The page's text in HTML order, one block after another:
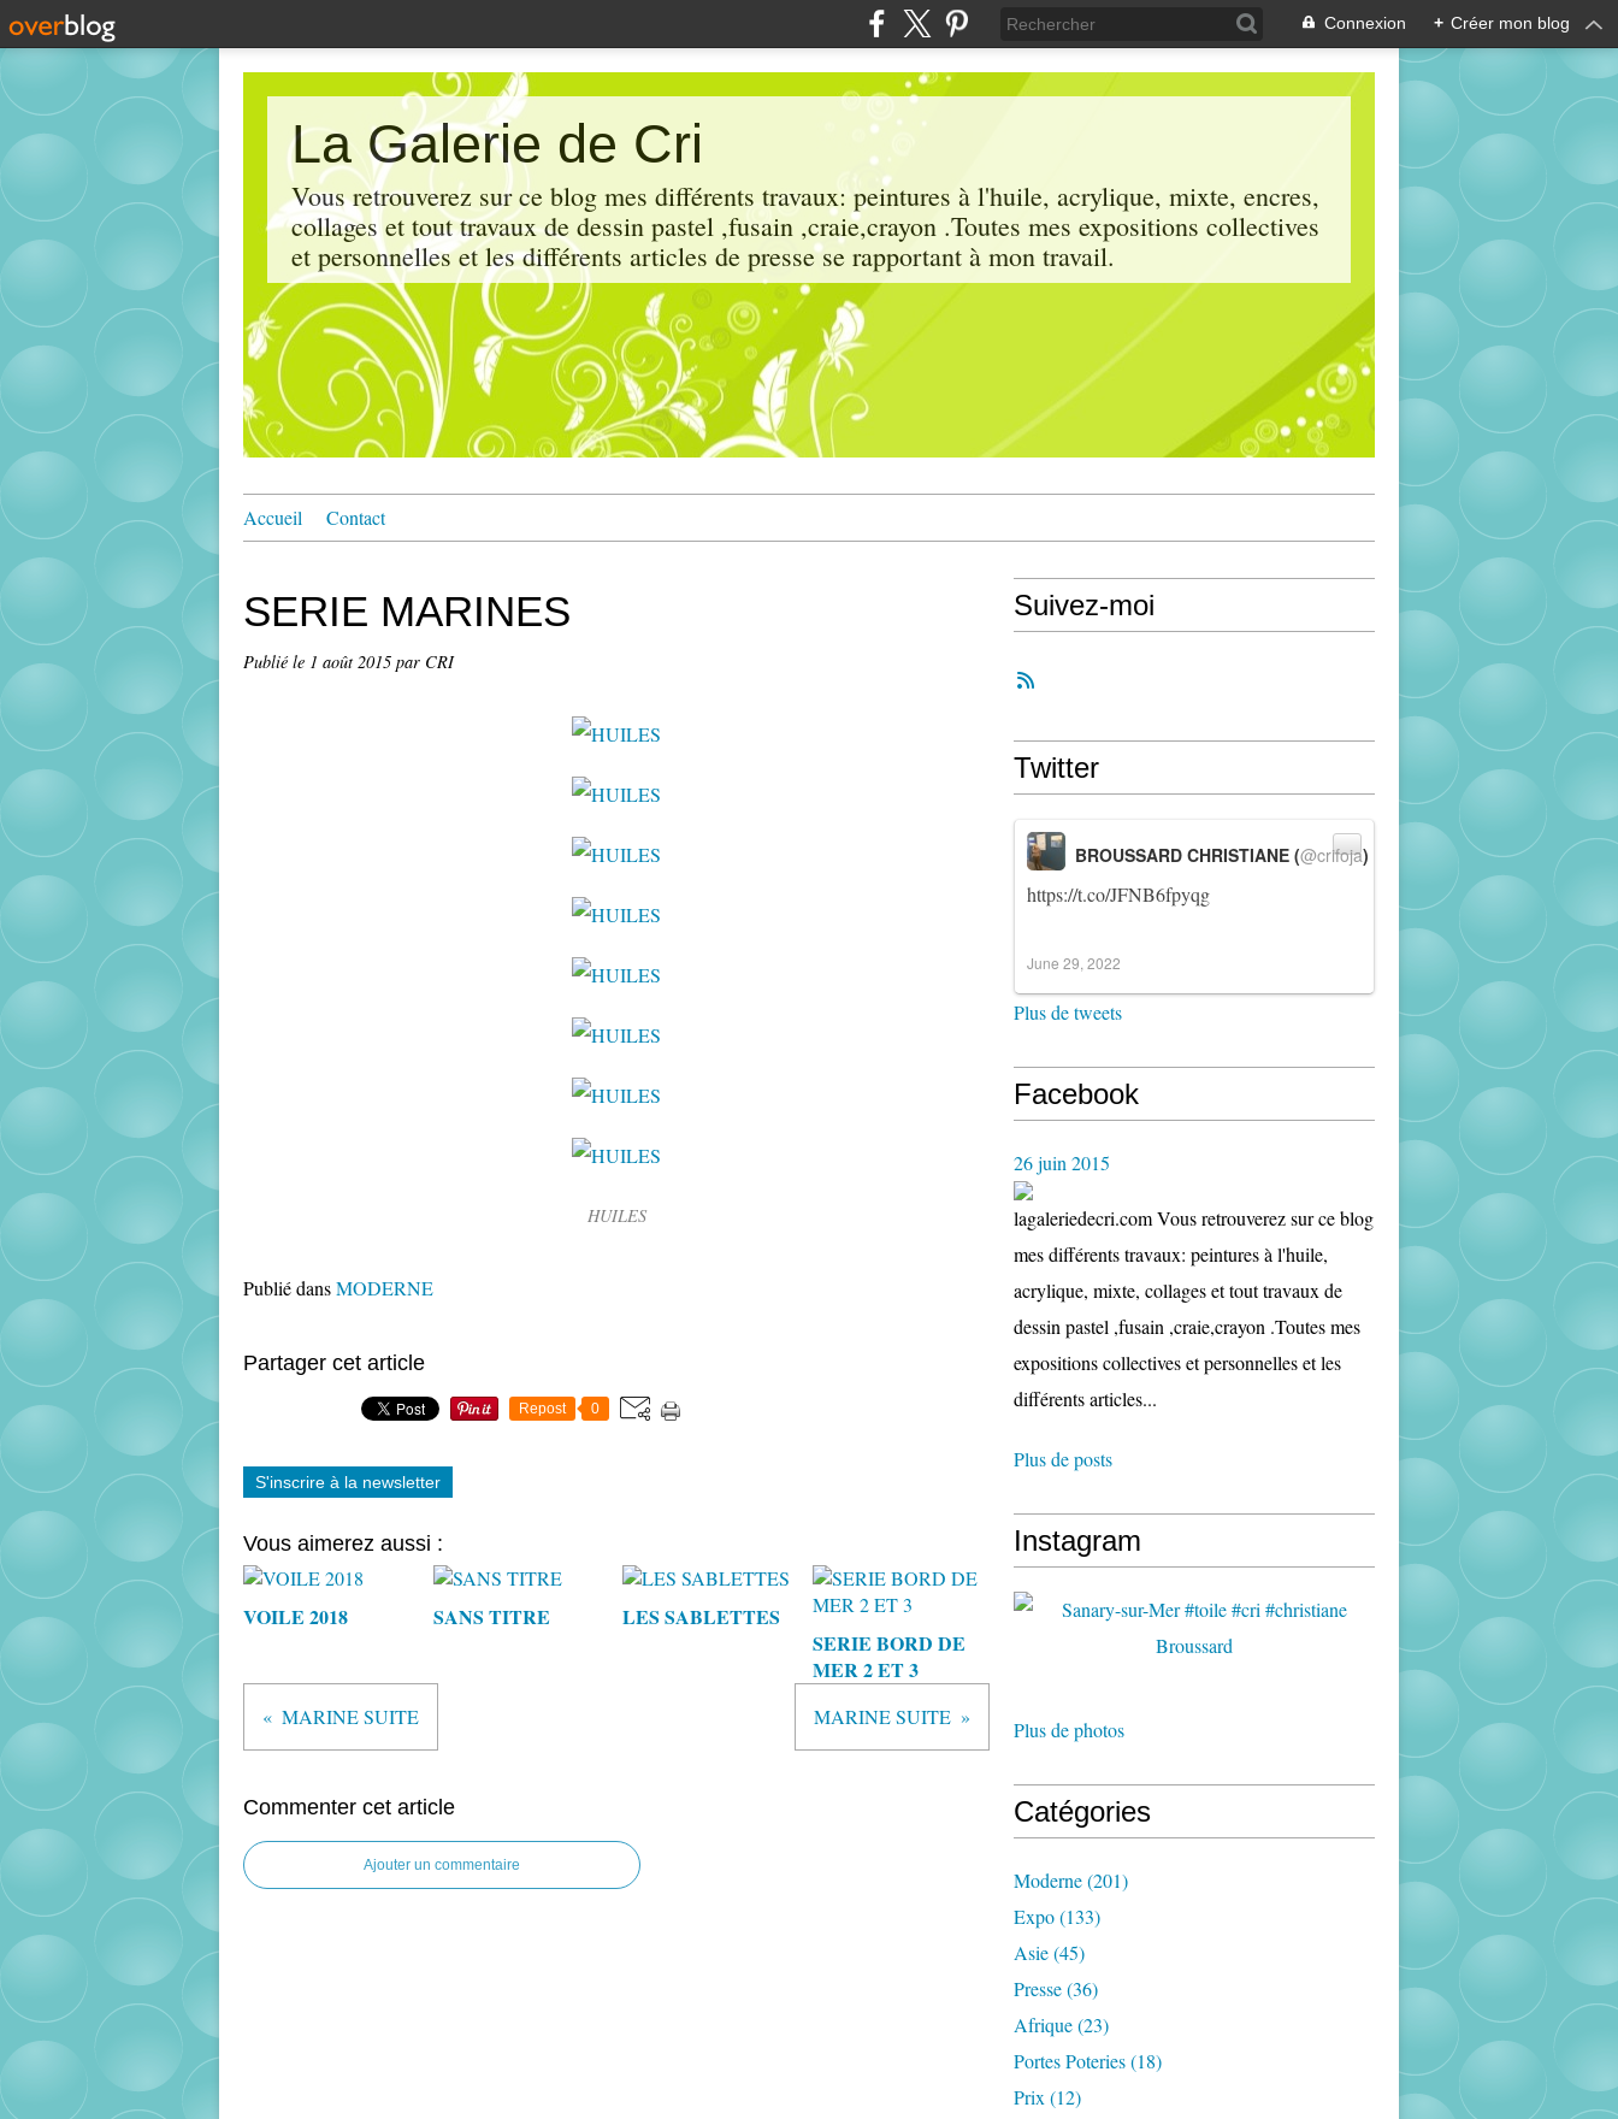
Connexion + Créer mon blog
La Galerie de Cri
Vous retrouverez sur ce blog mes différents travaux: peintures à l'huile, acrylique, mixte, encres,
collages et tout travaux de dessin pastel ,fusain ,craie,crayon .Toutes mes expositions collectives
et personnelles et les différents articles de presse se rapportant à mon travail.
Accueil Contact
SERIE MARINES
Publié le 1 août 2015 par CRI
HUILES
Publié dansMODERNE
Partager cet article
Repost 0
S'inscrire à la newsletter
Vous aimerez aussi :
VOILE 2018 SANS TITRE
LES SABLETTES
SERIE BORD DE
MER 2 ET 3
MARINE SUITE MARINE SUITE
Commenter cet article
Ajouter un commentaire
Suivez-moi
Twitter
https://t.co/JFNB6fpyqg
BROUSSARD CHRISTIANE (@crifoja)
June 29, 2022
Plus de tweets
Facebook
26 juin 2015
lagaleriedecri.com Vous retrouverez sur ce blog
mes différents travaux: peintures à l'huile,
acrylique, mixte, collages et tout travaux de
dessin pastel ,fusain ,craie,crayon .Toutes mes
expositions collectives et personnelles et les
différents articles...
Plus de posts
Instagram
Plus de photos
Catégories
Moderne(201)
Expo(133)
Asie(45)
Presse(36)
Afrique(23)
Portes Poteries(18)
Prix (12)